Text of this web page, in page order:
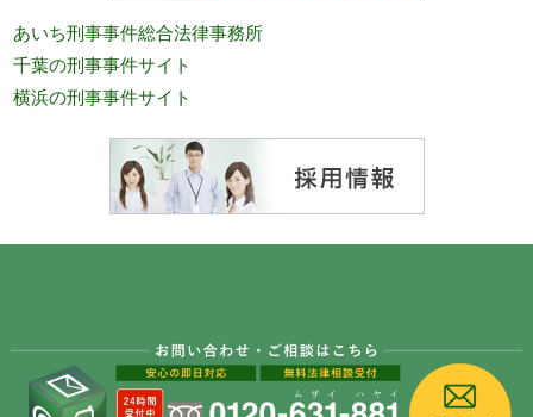
あいち刑事事件総合法律事務所
千葉の刑事事件サイト
横浜の刑事事件サイト